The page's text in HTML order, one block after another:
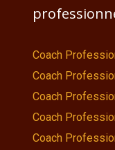
Coach
Coach
Coach
Coach
Coach